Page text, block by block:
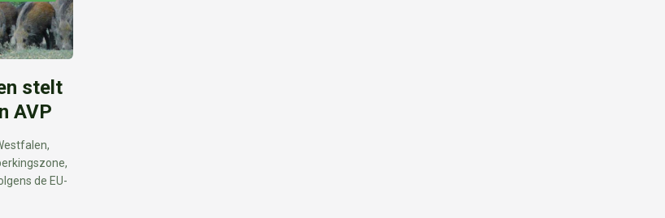
stelt
AVP
de EU-